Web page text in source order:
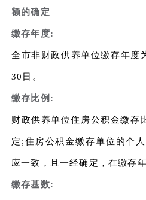
额的确定
缴存年度:
全市非财政供养单位缴存年度
30日。
缴存比例:
财政供养单位住房公积金缴存
定;住房公积金缴存单位的个
应一致，且一经确定，在缴存
缴存基数: